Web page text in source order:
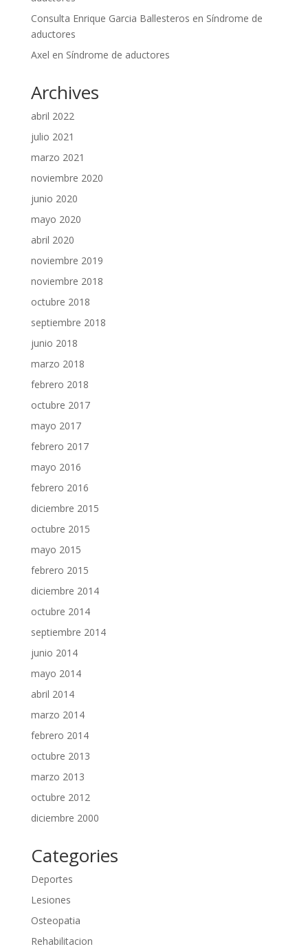
Consulta Enrique Garcia Ballesteros en Síndrome de
aductores
Axel en Síndrome de aductores
Archives
abril 2022
julio 2021
marzo 2021
noviembre 2020
junio 2020
mayo 2020
abril 2020
noviembre 2019
noviembre 2018
octubre 2018
septiembre 2018
junio 2018
marzo 2018
febrero 2018
octubre 2017
mayo 2017
febrero 2017
mayo 2016
febrero 2016
diciembre 2015
octubre 2015
mayo 2015
febrero 2015
diciembre 2014
octubre 2014
septiembre 2014
junio 2014
mayo 2014
abril 2014
marzo 2014
febrero 2014
octubre 2013
marzo 2013
octubre 2012
diciembre 2000
Categories
Deportes
Lesiones
Osteopatia
Rehabilitacion